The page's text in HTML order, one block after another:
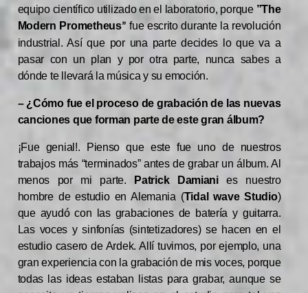
equipo científico utilizado en el laboratorio, porque ”The
Modern Prometheus” fue escrito durante la revolución
industrial. Así que por una parte decides lo que va a
pasar con un plan y por otra parte, nunca sabes a
dónde te llevará la música y su emoción.
– ¿Cómo fue el proceso de grabación de las nuevas
canciones que forman parte de este gran álbum?
¡Fue genial!. Pienso que este fue uno de nuestros
trabajos más “terminados” antes de grabar un álbum. Al
menos por mi parte.
Patrick Damianies nuestro
hombre de estudio en Alemania (Tidal wave Studio)
que ayudó con las grabaciones de batería y guitarra.
Las voces y sinfonías (sintetizadores) se hacen en el
estudio casero de Ardek. Allí tuvimos, por ejemplo, una
gran experiencia con la grabación de mis voces, porque
todas las ideas estaban listas para grabar, aunque se